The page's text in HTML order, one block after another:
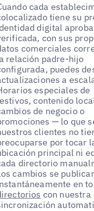
cada
tiene su
digital
con sus
comerciales
relación padre-hijo
puedes
a
especiales de
contenido
de negocio o
— lo que
clientes no
por tocar
principal ni
directorio
cambios se
en
con nuestra